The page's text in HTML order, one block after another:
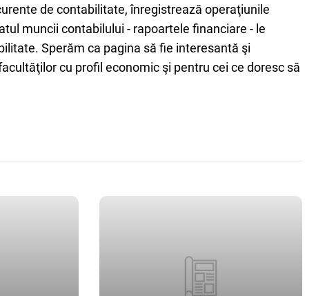
de contabilitate, înregistrează operaţiunile
muncii contabilului - rapoartele financiare - le
Sperăm ca pagina să fie interesantă şi
cu profil economic şi pentru cei ce doresc să